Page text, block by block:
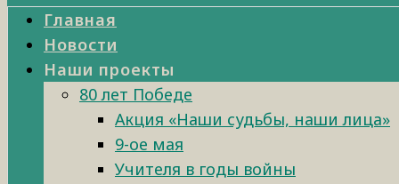
Главная
Новости
Наши проекты
80 лет Победе
Акция «Наши судьбы, наши лица»
9-ое мая
Учителя в годы войны